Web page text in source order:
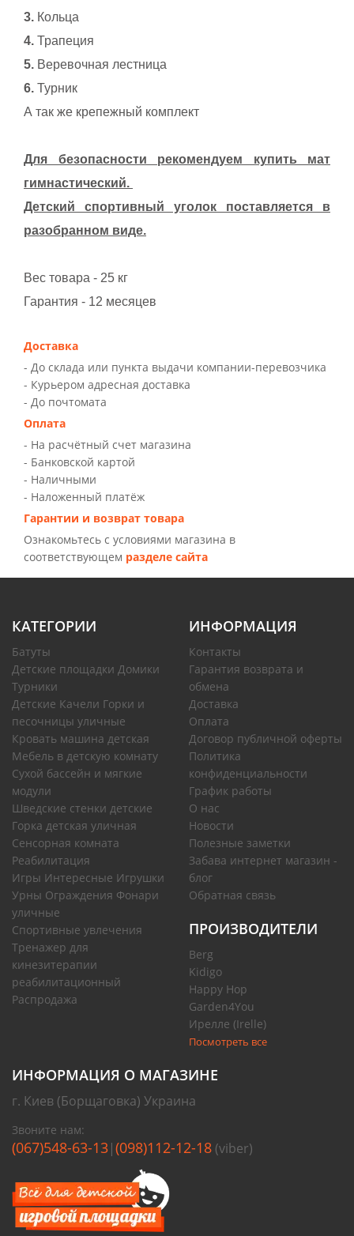
3. Кольца
4. Трапеция
5. Веревочная лестница
6. Турник
А так же крепежный комплект
Для безопасности рекомендуем купить мат
гимнастический.
Детский спортивный уголок поставляется в
разобранном виде.
Вес товара - 25 кг
Гарантия - 12 месяцев
Доставка
- До склада или пункта выдачи компании-перевозчика
- Курьером адресная доставка
- До почтомата
Оплата
- На расчётный счет магазина
- Банковской картой
- Наличными
- Наложенный платёж
Гарантии и возврат товара
Ознакомьтесь с условиями магазина в
соответствующем разделе сайта
КАТЕГОРИИ
Батуты
Детские площадки Домики
Турники
Детские Качели Горки и
песочницы уличные
Кровать машина детская
Мебель в детскую комнату
Сухой бассейн и мягкие
модули
Шведские стенки детские
Горка детская уличная
Сенсорная комната
Реабилитация
Игры Интересные Игрушки
Урны Ограждения Фонари
уличные
Спортивные увлечения
Тренажер для
кинезитерапии
реабилитационный
Распродажа
ИНФОРМАЦИЯ
Контакты
Гарантия возврата и
обмена
Доставка
Оплата
Договор публичной оферты
Политика
конфиденциальности
График работы
О нас
Новости
Полезные заметки
Забава интернет магазин -
блог
Обратная связь
ПРОИЗВОДИТЕЛИ
Berg
Kidigo
Happy Hop
Garden4You
Ирелле (Irelle)
Посмотреть все
ИНФОРМАЦИЯ О МАГАЗИНЕ
г. Киев (Борщаговка) Украина
Звоните нам:
(067)548-63-13|(098)112-12-18 (viber)